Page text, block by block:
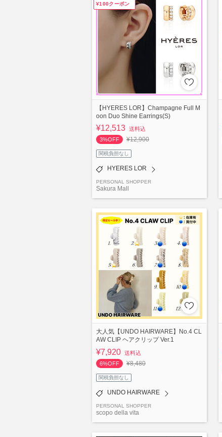
¥100クーポン
【HYERES LOR】Champagne Full M
oon Duo Shine Earrings(S)
¥12,513 送料込
3%OFF
¥12,900
関税負担なし
HYERES LOR
PERSONAL SHOPPER
Sakura Mall
大人気【UNDO HAIRWARE】No.4 CL
AW CLIP ヘアクリップ Ver.1
¥7,920 送料込
6%OFF
¥8,480
関税負担なし
UNDO HAIRWARE
PERSONAL SHOPPER
scopo della vita